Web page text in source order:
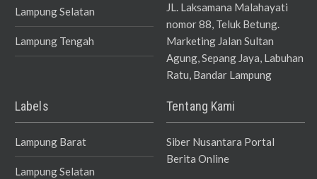
Lampung Selatan
Lampung Tengah
JL. Laksamana Malahayati
nomor 88, Teluk Betung.
Marketing Jalan Sultan
Agung, Sepang Jaya, Labuhan
Ratu, Bandar Lampung
Labels
Lampung Barat
Lampung Selatan
Tentang Kami
Siber Nusantara Portal
Berita Online